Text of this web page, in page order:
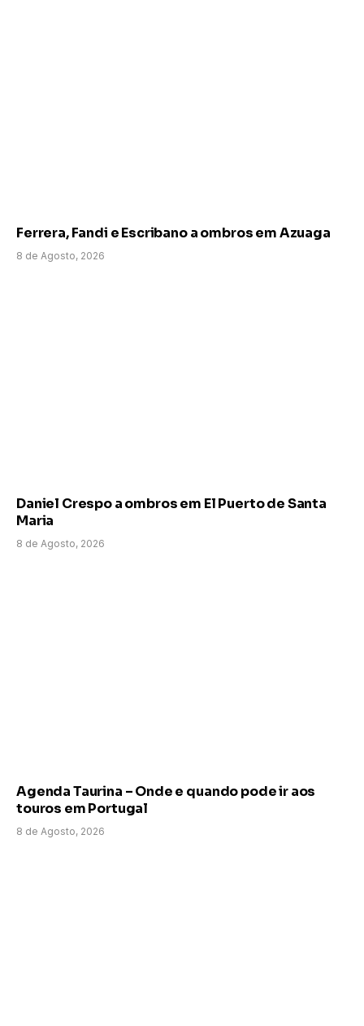
Ferrera, Fandi e Escribano a ombros em Azuaga
8 de Agosto, 2026
Daniel Crespo a ombros em El Puerto de Santa
Maria
8 de Agosto, 2026
Agenda Taurina – Onde e quando pode ir aos
touros em Portugal
8 de Agosto, 2026